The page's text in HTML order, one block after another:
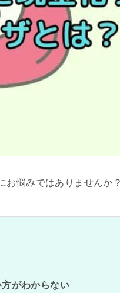
お悩みではありませんか？
がわからない